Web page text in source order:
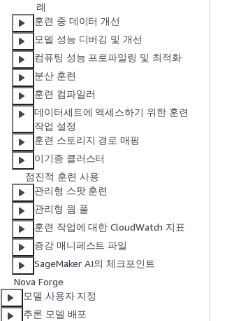
례
훈련 중 데이터 개선
모델 성능 디버깅 및 개선
컴퓨팅 성능 프로파일링 및 최적화
분산 훈련
훈련 컴파일러
데이터세트에 액세스하기 위한 훈련
작업 설정
훈련 스토리지 경로 매핑
이기종 클러스터
점진적 훈련 사용
관리형 스팟 훈련
관리형 웜 풀
훈련 작업에 대한 CloudWatch 지표
증강 매니페스트 파일
SageMaker AI의 체크포인트
Nova Forge
모델 사용자 지정
추론 모델 배포